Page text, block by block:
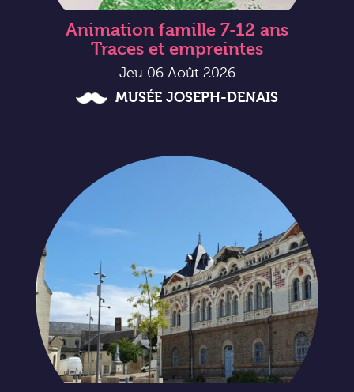
Animation famille 7-12 ans
Traces et empreintes
Jeu 06 Août 2026
MUSÉE JOSEPH-DENAIS